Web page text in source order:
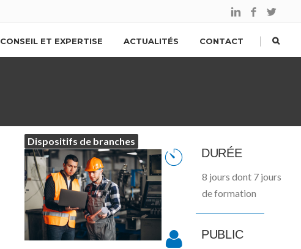
CONSEIL ET EXPERTISE ACTUALITÉS CONTACT |
Dispositifs de branches
DURÉE
8 jours dont 7 jours
de formation
PUBLIC